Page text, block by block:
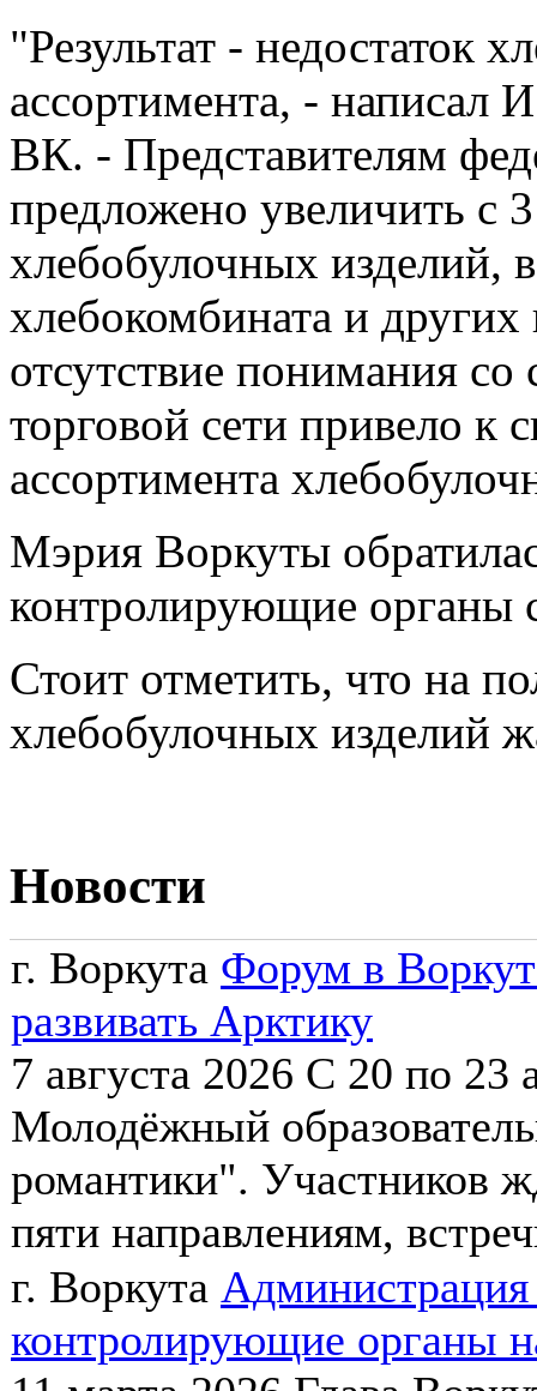
"Результат - недостаток
ассортимента, - написал
ВК. - Представителям
предложено увеличить с
хлебобулочных изделий,
хлебокомбината и
отсутствие понимания со
торговой сети привело к
ассортимента
Мэрия Воркуты
контролирующие органы
Стоит отметить, что на
хлебобулочных изделий
Новости
г. Воркута Форум в
развивать Арктику
7 августа 2026 С 20 по 23
Молодёжный
романтики". Участников
пяти направлениям,
г. Воркута
контролирующие органы